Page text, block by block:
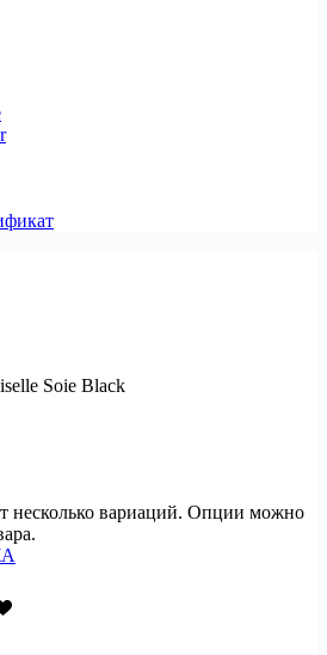
Soie Black
несколько вариаций. Опции можно